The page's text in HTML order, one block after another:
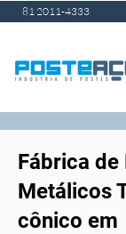
81 2011-4333
Fábrica de
Metálicos
cônico em